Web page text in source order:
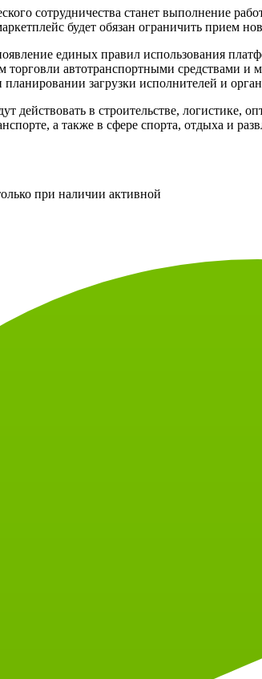
сотрудничества станет выполнение
будет обязан ограничить прием
единых правил использования
автотранспортными средствами
загрузки исполнителей и
действовать в строительстве,
а также в сфере спорта, отдыха и
при наличии активной